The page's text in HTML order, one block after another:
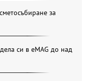
за
си в eMAG до над